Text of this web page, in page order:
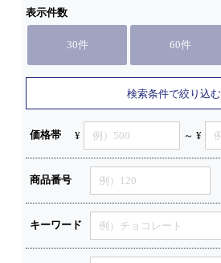
表示件数
30件 60件
検索条件で絞り込む
価格帯 ¥ ～ ¥
商品番号
キーワード